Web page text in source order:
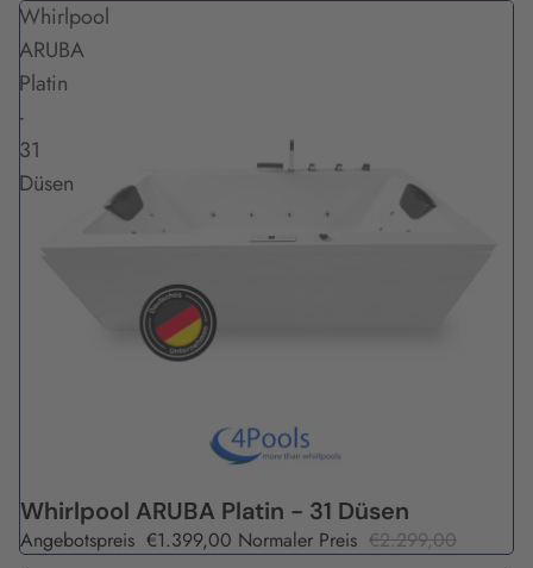
Whirlpool
ARUBA
Platin
-
31
Düsen
Angebot
Whirlpool ARUBA Platin - 31 Düsen
Angebotspreis €1.399,00 Normaler Preis €2.299,00